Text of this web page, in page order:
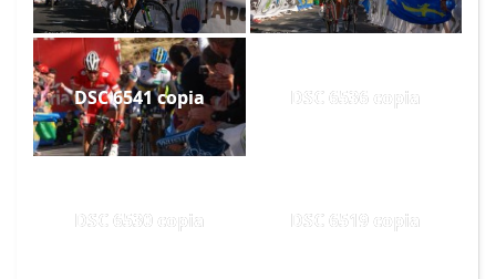
DSC 6541 copia DSC 6536 copia
DSC 6530 copia DSC 6519 copia